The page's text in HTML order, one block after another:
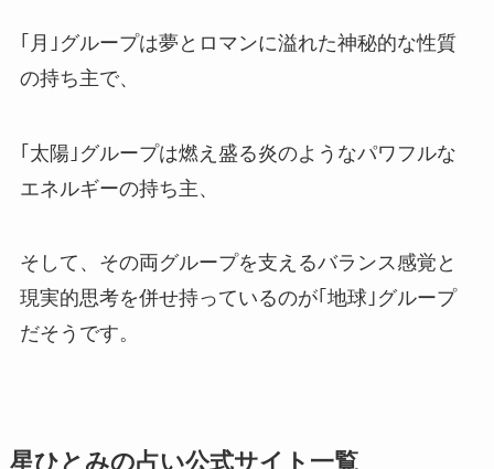
｢月｣グループは夢とロマンに溢れた神秘的な性質
の持ち主で、
｢太陽｣グループは燃え盛る炎のようなパワフルな
エネルギーの持ち主、
そして、その両グループを支えるバランス感覚と
現実的思考を併せ持っているのが｢地球｣グループ
だそうです。
星ひとみの占い公式サイト一覧